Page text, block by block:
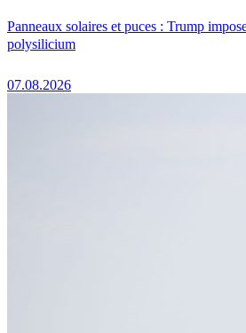
Panneaux solaires et puces : Trump
polysilicium
07.08.2026